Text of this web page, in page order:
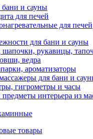
и сауны
для печей
для печей
для бани и сауны
рукавицы,
ведра
ароматизаторы
для бани и
гигрометры и часы
интерьера из
товары